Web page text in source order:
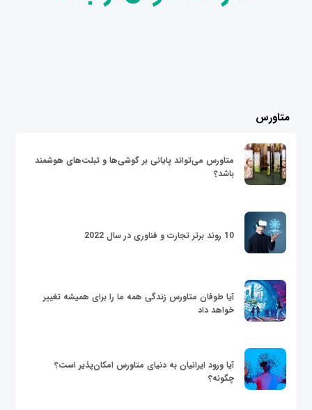
متاورس
متاورس می‌تواند پایانی بر گوشی‌ها و تبلت‌های هوشمند
باشد؟
10 روند برتر تجارت و فناوری در سال 2022
آیا طوفان متاورس زندگی همه ما را برای همیشه تغییر
خواهد داد
آیا ورود ایرانیان به دنیای متاورس امکان‌پذیر است؟
چگونه؟